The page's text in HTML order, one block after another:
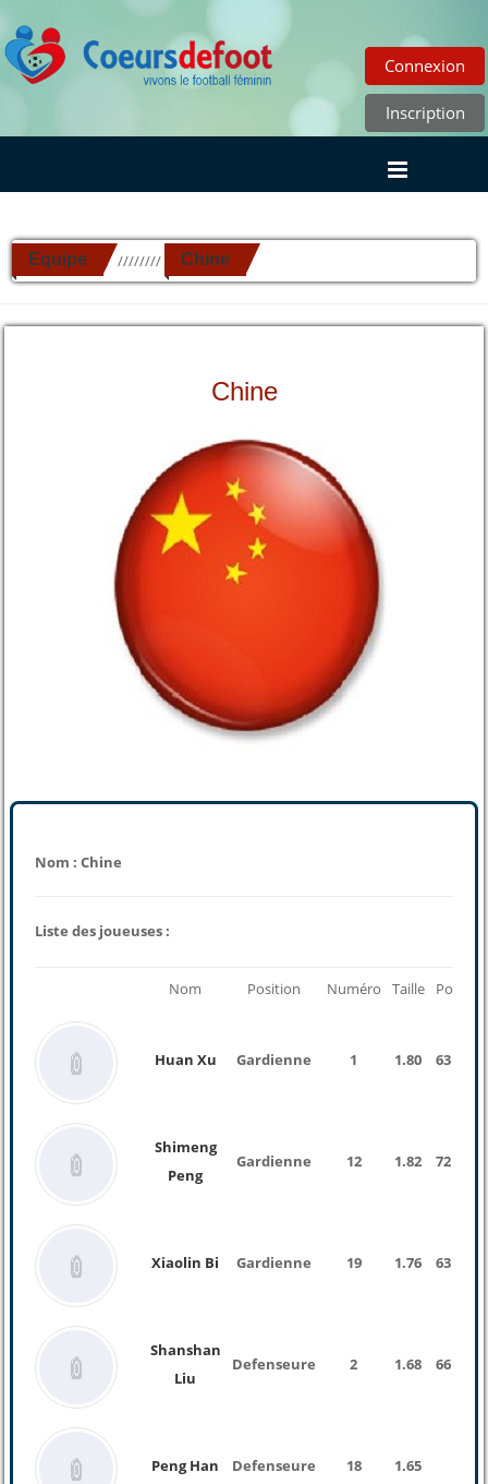
Connexion
Inscription
Equipe ////////// Chine
Chine
Nom : Chine
Liste des joueuses :
Nom Position Numéro Taille Poids
Huan Xu Gardienne 1 1.80 63 Kg
Shimeng
Peng
Gardienne 12 1.82 72 Kg
Xiaolin Bi Gardienne 19 1.76 63 Kg
Shanshan
Liu
Defenseure 2 1.68 66 Kg
Peng Han Defenseure 18 1.65